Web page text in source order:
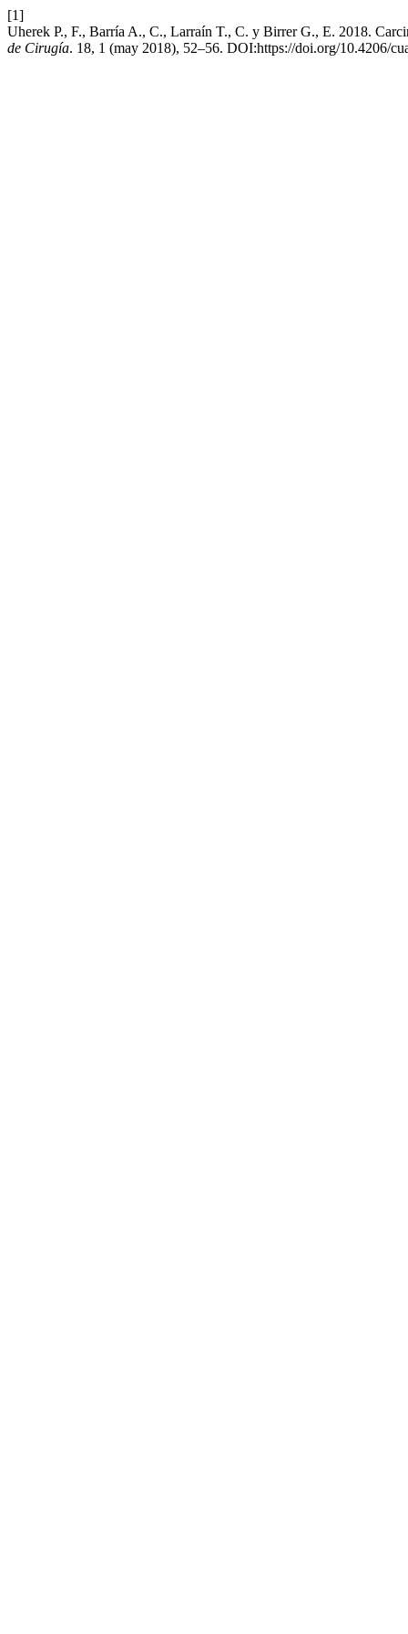
[1]
Uherek P., F., Barría A., C., Larraín T., C. y Birrer G., E. 2018.
de Cirugía. 18, 1 (may 2018), 52–56. DOI:https://doi.org/10.4206/